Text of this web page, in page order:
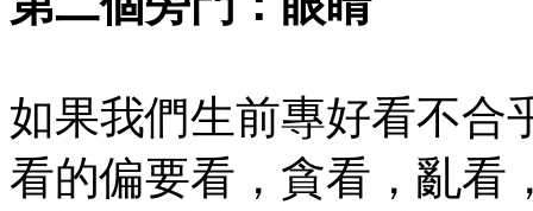
如果我們生前專好看不合
看的偏要看，貪看，亂看